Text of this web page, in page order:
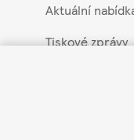
Aktuální
Tiskové zprávy
Obchodní